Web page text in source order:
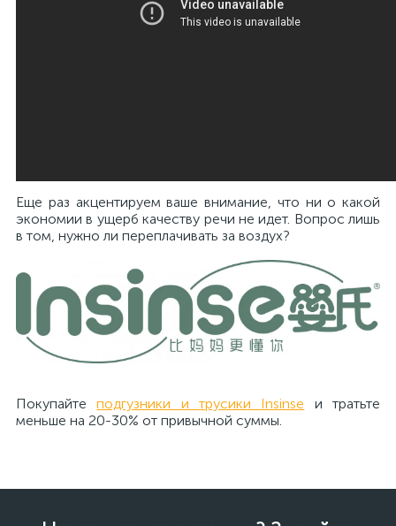
Еще раз акцентируем ваше внимание, что ни о какой
экономии в ущерб качеству речи не идет. Вопрос лишь
в том, нужно ли переплачивать за воздух?
Покупайтеподгузники и трусики Insinse и тратьте
меньше на 20-30% от привычной суммы.